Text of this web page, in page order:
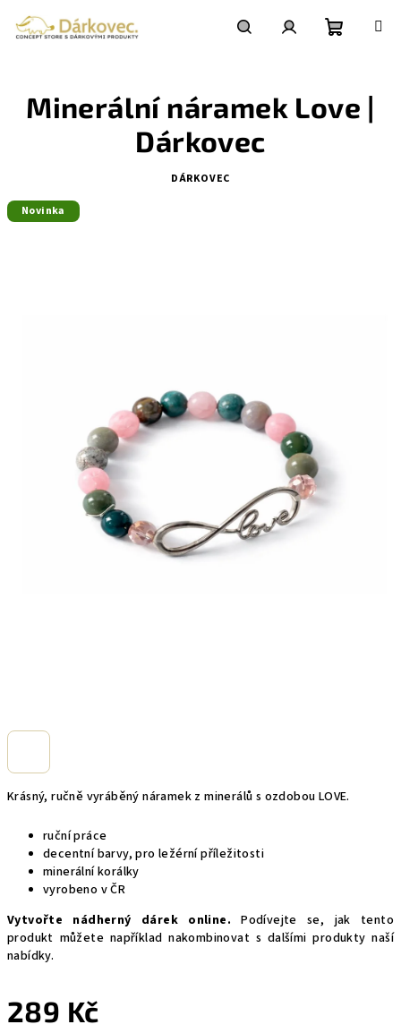
obsah
košík
Krásný, ručně vyráběný náramek z minerálů s ozdobou LOVE.
ruční práce
decentní barvy, pro ležérní příležitosti
minerální korálky
vyrobeno v ČR
Vytvořte nádherný dárek online.Podívejte se, jak tento
produkt můžete například nakombinovat s dalšími produkty naší
nabídky.
289 Kč
Minerální náramek Love |
Dárkovec
DÁRKOVEC
Novinka